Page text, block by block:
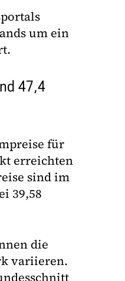
um ein
47,4
für
erreichten
sind im
39,58
die
variieren.